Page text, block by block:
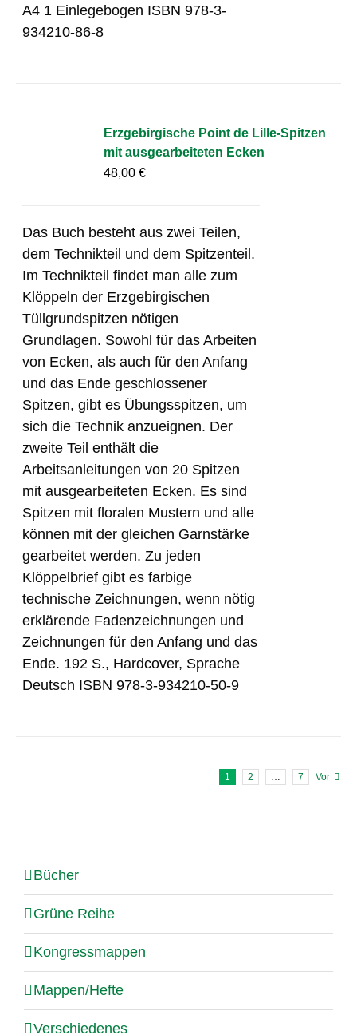
A4 1 Einlegebogen ISBN 978-3-
934210-86-8
Erzgebirgische Point de Lille-Spitzen
mit ausgearbeiteten Ecken
48,00€
Das Buch besteht aus zwei Teilen,
dem Technikteil und dem Spitzenteil.
Im Technikteil findet man alle zum
Klöppeln der Erzgebirgischen
Tüllgrundspitzen nötigen
Grundlagen. Sowohl für das Arbeiten
von Ecken, als auch für den Anfang
und das Ende geschlossener
Spitzen, gibt es Übungsspitzen, um
sich die Technik anzueignen. Der
zweite Teil enthält die
Arbeitsanleitungen von 20 Spitzen
mit ausgearbeiteten Ecken. Es sind
Spitzen mit floralen Mustern und alle
können mit der gleichen Garnstärke
gearbeitet werden. Zu jeden
Klöppelbrief gibt es farbige
technische Zeichnungen, wenn nötig
erklärende Fadenzeichnungen und
Zeichnungen für den Anfang und das
Ende. 192 S., Hardcover, Sprache
Deutsch ISBN 978-3-934210-50-9
1 2 7 Vor
Bücher
Grüne Reihe
Kongressmappen
Mappen/Hefte
Verschiedenes